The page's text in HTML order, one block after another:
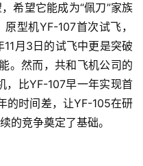
希望它能成为“佩刀”家族
型机YF-107首次试飞，
月3日的试飞中更是突破
。然而，共和飞机公司的
，比YF-107早一年实现首
的时间差，让YF-105在研
的竞争奠定了基础。